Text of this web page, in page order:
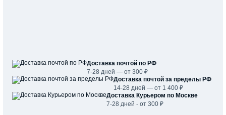
Доставка почтой по РФ
7-28 дней — от 300 ₽
Доставка почтой за пределы РФ
14-28 дней — от 1 400 ₽
Доставка Курьером по Москве
7-28 дней - от 300 ₽